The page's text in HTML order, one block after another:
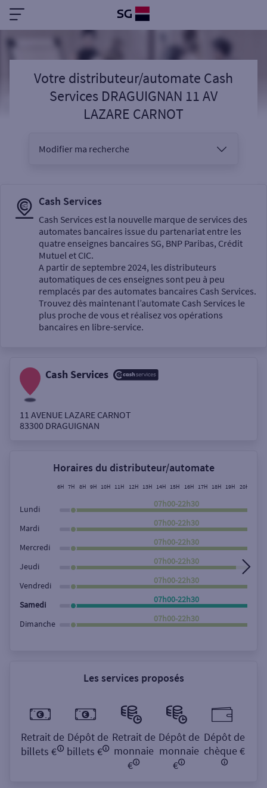
Votre distributeur/automate Cash
Services DRAGUIGNAN 11 AV
LAZARE CARNOT
Modifier ma recherche
Sélectionnez votre recherche
Un service
Autour de moi
Rue
Rechercher
Cash Services
Cash Services est la nouvelle marque de services des
automates bancaires issue du partenariat entre les
quatre enseignes bancaires SG, BNP Paribas, Crédit
Mutuel et CIC.
A partir de septembre 2024, les distributeurs
automatiques de ces enseignes sont peu à peu
remplacés par des automates bancaires Cash Services.
Trouvez dès maintenant l’automate Cash Services le
plus proche de vous et réalisez vos opérations
bancaires en libre-service.
Cash Services
11 AVENUE LAZARE CARNOT
83300 DRAGUIGNAN
Horaires du distributeur/automate
6H 7H 8H 9H 10H 11H 12H 13H 14H 15H 16H 17H 18H 19H 20H
Lundi
07h00-22h30
Mardi
07h00-22h30
Mercredi
07h00-22h30
Jeudi
07h00-22h30
Vendredi
07h00-22h30
Samedi
07h00-22h30
Dimanche
07h00-22h30
Les services proposés
Retrait de
billets €
Dépôt de
billets €
Retrait de
monnaie
€
Dépôt de
monnaie
€
Dépôt de
chèque €